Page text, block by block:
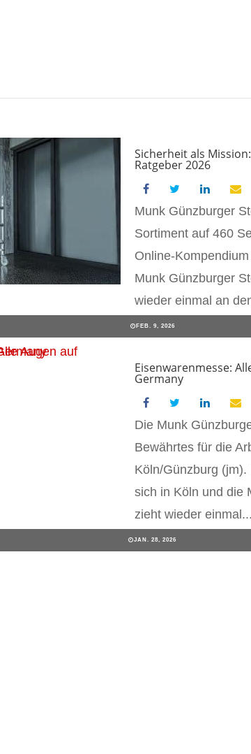
Sicherheit als
Ratgeber 2026
Munk Günzburger
Sortiment auf 460
Online-
Munk Günzburger
wieder einmal an
FEB. 9, 2026
Eisenwarenmesse:
Germany
Die Munk
Bewährtes für die
Köln/Günzburg
sich in Köln und die
zieht wieder einmal...
JAN. 28, 2026